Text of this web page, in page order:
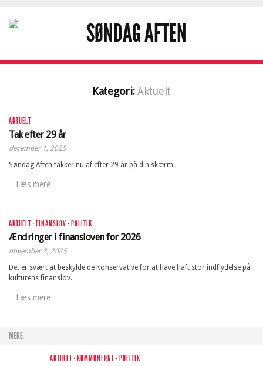
Kategori:Aktuelt
AKTUELT
Tak efter 29 år
december 1, 2025
Søndag Aften takker nu af efter 29 år på din skærm.
Læs mere
AKTUELT· FINANSLOV · POLITIK
Ændringer i finansloven for 2026
november 3, 2025
Det er svært at beskylde de Konservative for at have haft stor indflydelse på
kulturens finanslov.
Læs mere
MERE
AKTUELT· KOMMUNERNE · POLITIK